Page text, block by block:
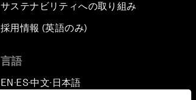
サステナビリティへの取り組み
採用情報 (英語のみ)
言語
EN ▪ES▪中文▪ 日本語